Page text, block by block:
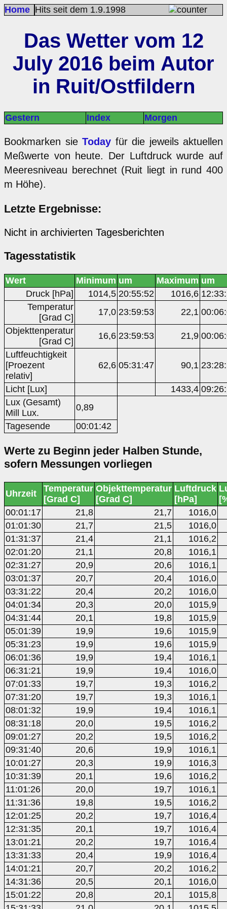
Home Hits seit dem 1.9.1998
Das Wetter vom 12
July 2016 beim Autor
in Ruit/Ostfildern
Gestern Index Morgen
Bookmarken sie Today für die jeweils aktuellen
Meßwerte von heute. Der Luftdruck wurde auf
Meeresniveau berechnet (Ruit liegt in rund 400
m Höhe).
Letzte Ergebnisse:
Nicht in archivierten Tagesberichten
Tagesstatistik
Wert Minimum um Maximum um
Druck [hPa]
1014,5 20:55:52 1016,6
Temperatur
[Grad C]
17,0 23:59:53 22,1
Objekttenperatur
[Grad C]
16,6 23:59:53 21,9
Luftfeuchtigkeit
[Proezent
relativ]
62,6 05:31:47 90,1
Licht [Lux] 1433,4
Lux (Gesamt)
Mill Lux.
0,89
Tagesende
00:01:42
Werte zu Beginn jeder Halben Stunde,
sofern Messungen vorliegen
Uhrzeit
Temperatur
[Grad C]
Objekttemperatur
[Grad C]
Luftdruck
[hPa]
00:01:17
21,8 21,7
1016,0
01:01:30
21,7 21,5
1016,0
01:31:37
21,4 21,1
1016,2
02:01:20
21,1 20,8
1016,1
02:31:27
20,9 20,6
1016,1
03:01:37
20,7 20,4
1016,0
03:31:22
20,4 20,2
1016,0
04:01:34
20,3 20,0
1015,9
04:31:44
20,1 19,8
1015,9
05:01:39
19,9 19,6
1015,9
05:31:23
19,9 19,6
1015,9
06:01:36
19,9 19,4
1016,1
06:31:21
19,9 19,4
1016,0
07:01:33
19,7 19,3
1016,2
07:31:20
19,7 19,3
1016,1
08:01:32
19,9 19,4
1016,1
08:31:18
20,0 19,5
1016,2
09:01:27
20,2 19,5
1016,2
09:31:40
20,6 19,9
1016,1
10:01:27
20,3 19,9
1016,3
10:31:39
20,1 19,6
1016,2
11:01:26
20,0 19,7
1016,1
11:31:36
19,8 19,5
1016,2
12:01:25
20,2 19,7
1016,4
12:31:35
20,1 19,7
1016,4
13:01:21
20,2 19,7
1016,4
13:31:33
20,4 19,9
1016,4
14:01:21
20,7 20,2
1016,2
14:31:36
20,5 20,1
1016,0
15:01:22
20,8 20,1
1015,8